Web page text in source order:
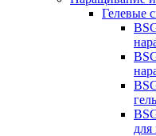
Гелевые
для